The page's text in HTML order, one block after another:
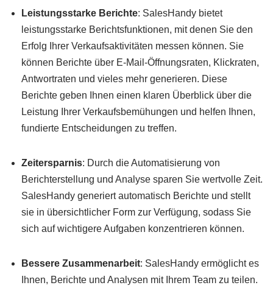
Leistungsstarke Berichte: SalesHandy bietet
leistungsstarke Berichtsfunktionen, mit denen Sie den
Erfolg Ihrer Verkaufsaktivitäten messen können. Sie
können Berichte über E-Mail-Öffnungsraten, Klickraten,
Antwortraten und vieles mehr generieren. Diese
Berichte geben Ihnen einen klaren Überblick über die
Leistung Ihrer Verkaufsbemühungen und helfen Ihnen,
fundierte Entscheidungen zu treffen.
Zeitersparnis: Durch die Automatisierung von
Berichterstellung und Analyse sparen Sie wertvolle Zeit.
SalesHandy generiert automatisch Berichte und stellt
sie in übersichtlicher Form zur Verfügung, sodass Sie
sich auf wichtigere Aufgaben konzentrieren können.
Bessere Zusammenarbeit: SalesHandy ermöglicht es
Ihnen, Berichte und Analysen mit Ihrem Team zu teilen.